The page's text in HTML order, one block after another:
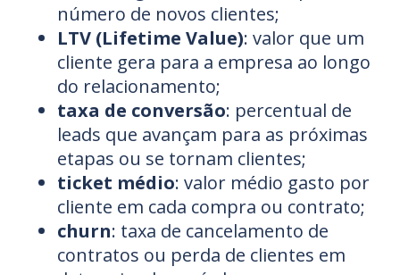
número de novos clientes;
LTV (Lifetime Value): valor que um
cliente gera para a empresa ao longo
do relacionamento;
taxa de conversão: percentual de
leads que avançam para as próximas
etapas ou se tornam clientes;
ticket médio: valor médio gasto por
cliente em cada compra ou contrato;
churn: taxa de cancelamento de
contratos ou perda de clientes em